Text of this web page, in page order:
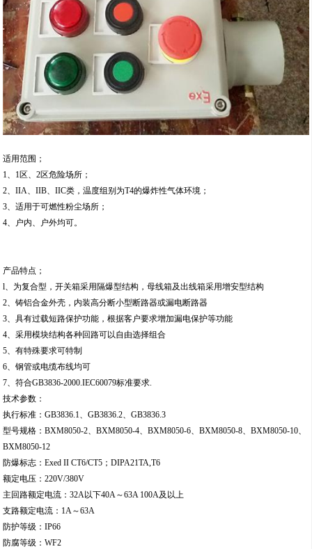
适用范围；
1、1区、2区危险场所；
2、IIA、IIB、IIC类，温度组别为T4的爆炸性气体环境；
3、适用于可燃性粉尘场所；
4、户内、户外均可。
产品特点；
l、为复合型，开关箱采用隔爆型结构，母线箱及出线箱采用增安型结构
2、铸铝合金外壳，内装高分断小型断路器或漏电断路器
3、具有过载短路保护功能，根据客户要求增加漏电保护等功能
4、采用模块结构各种回路可以自由选择组合
5、有特殊要求可特制
6、钢管或电缆布线均可
7、符合GB3836-2000.IEC60079标准要求.
技术参数：
执行标准：GB3836.1、GB3836.2、GB3836.3
型号规格：BXM8050-2、BXM8050-4、BXM8050-6、BXM8050-8、BXM8050-10、
BXM8050-12
防爆标志：Exed II CT6/CT5；DIPA21TA,T6
额定电压：220V/380V
主回路额定电流：32A以下40A～63A 100A及以上
支路额定电流：1A～63A
防护等级：IP66
防腐等级：WF2